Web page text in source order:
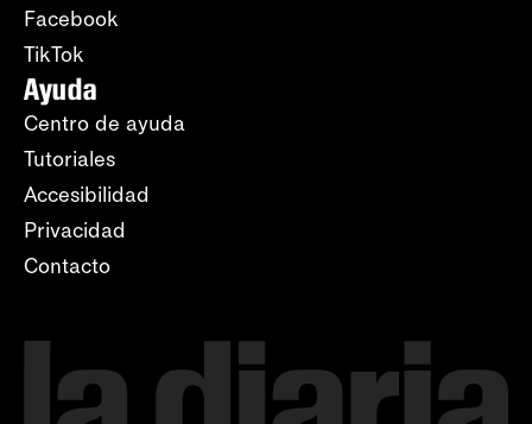
Facebook
TikTok
Ayuda
Centro de ayuda
Tutoriales
Accesibilidad
Privacidad
Contacto